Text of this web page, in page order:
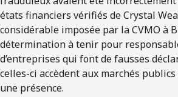
états financiers vérifiés de Crystal
considérable imposée par la CVMO à
détermination à tenir pour
d’entreprises qui font de fausses
celles-ci accèdent aux marchés
une présence.